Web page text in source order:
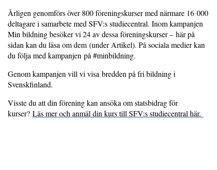
Årligen genomförs över 800 föreningskurser med närmare 16 000
deltagare i samarbete med SFV:s studiecentral. Inom kampanjen
Min bildning besöker vi 24 av dessa föreningskurser – här på
sidan kan du läsa om dem (under Artikel). På sociala medier kan
du följa med kampanjen på #minbildning.
Genom kampanjen vill vi visa bredden på fri bildning i
Svenskfinland.
Visste du att din förening kan ansöka om statsbidrag för
kurser? Läs mer och anmäl din kurs till SFV:s studiecentral här.